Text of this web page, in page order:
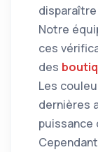
Notre
ces
des
Les
dernières
puissance